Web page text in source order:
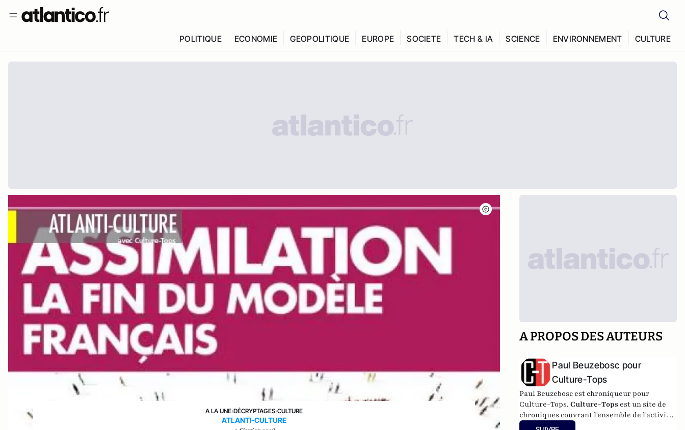
POLITIQUE ECONOMIE GEOPOLITIQUE EUROPE SOCIETE TECH & IA SCIENCE ENVIRONNEMENT CULTURE
A LA UNE›DÉCRYPTAGES›CULTURE
ATLANTI-CULTURE
A PROPOS DES AUTEURS
Paul Beuzebosc pour
Culture-Tops
Paul Beuzebosc est chroniqueur pour
Culture-Tops.Culture-Tops est un site de
chroniques couvrant l'ensemble de l'activité
culturelle (théâtre, One Man Shows, opéras,